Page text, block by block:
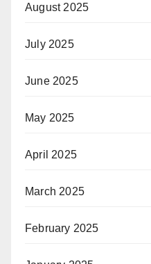
August 2025
July 2025
June 2025
May 2025
April 2025
March 2025
February 2025